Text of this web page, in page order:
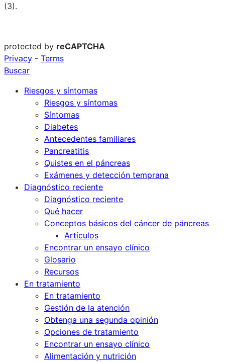
(3).
protected by reCAPTCHA
Privacy - Terms
Buscar
Riesgos y síntomas
Riesgos y síntomas
Síntomas
Diabetes
Antecedentes familiares
Pancreatitis
Quistes en el páncreas
Exámenes y detección temprana
Diagnóstico reciente
Diagnóstico reciente
Qué hacer
Conceptos básicos del cáncer de páncreas
Artículos
Encontrar un ensayo clínico
Glosario
Recursos
En tratamiento
En tratamiento
Gestión de la atención
Obtenga una segunda opinión
Opciones de tratamiento
Encontrar un ensayo clínico
Alimentación y nutrición